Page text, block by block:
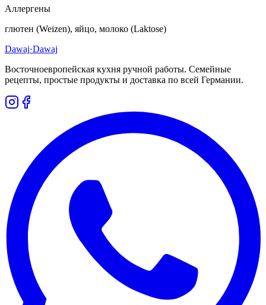
Аллергены
глютен (Weizen), яйцо, молоко (Laktose)
Dawaj·Dawaj
Восточноевропейская кухня ручной работы. Семейные
рецепты, простые продукты и доставка по всей Германии.